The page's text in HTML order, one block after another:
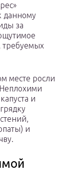
данному
за
требуемых
месте росли
и
и